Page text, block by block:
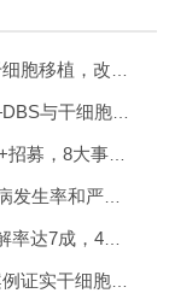
临床试验获重要进展！北京天坛医院完成干细胞移植，改写帕金森治疗格局
帕金森病治疗的未来：调控还是修复？——DBS与干细胞移植的比较与前瞻
11.3-11.10干细胞治疗一周快讯| 医保+临床+招募，8大事件全览
74例患者4次干细胞移植后：移植物抗宿主病发生率和严重程度得到显著改善
溃疡性结肠炎新希望：干细胞移植2个月缓解率达7成，4成患者实现粘膜愈合
《Nature》最新报道：通过回访50多年前案例证实干细胞移植不会增加致癌突变风险！